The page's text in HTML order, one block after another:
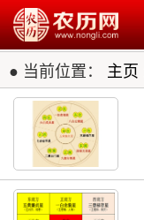
● 当前位置： 主页